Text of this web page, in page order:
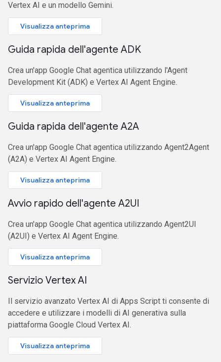
Vertex AI e un modello Gemini.
Visualizza anteprima
Guida rapida dell'agente ADK
Crea un'app Google Chat agentica utilizzando l'Agent
Development Kit (ADK) e Vertex AI Agent Engine.
Visualizza anteprima
Guida rapida dell'agente A2A
Crea un'app Google Chat agentica utilizzando Agent2Agent
(A2A) e Vertex AI Agent Engine.
Visualizza anteprima
Avvio rapido dell'agente A2UI
Crea un'app Google Chat agentica utilizzando Agent2UI
(A2UI) e Vertex AI Agent Engine.
Visualizza anteprima
Servizio Vertex AI
Il servizio avanzato Vertex AI di Apps Script ti consente di
accedere e utilizzare i modelli di AI generativa sulla
piattaforma Google Cloud Vertex AI.
Visualizza anteprima